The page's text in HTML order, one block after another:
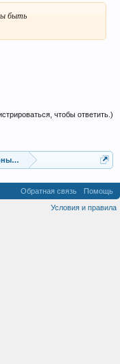
быть
чтобы ответить.)
опционов, ММВБ
Обратная связь
Помощь
Условия и правила